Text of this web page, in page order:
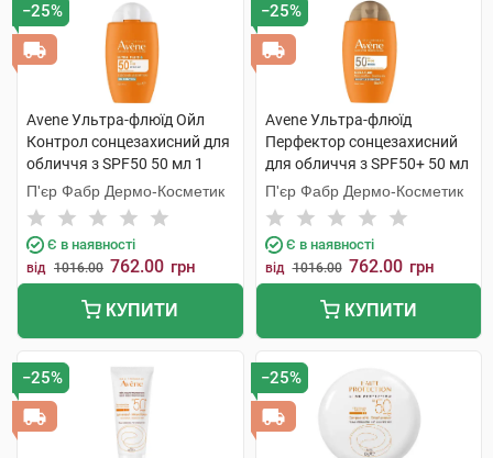
−25%
Avene Ультра-флюїд Ойл
Контрол сонцезахисний для
обличчя з SPF50 50 мл 1
флакон
П'єр Фабр Дермо-Косметик
Є в наявності
від 1016.00 762.00 грн
КУПИТИ
−25%
Avene Ультра-флюїд
Перфектор сонцезахисний
для обличчя з SPF50+ 50 мл
1 флакон
П'єр Фабр Дермо-Косметик
Є в наявності
від 1016.00 762.00 грн
КУПИТИ
−25% −25%